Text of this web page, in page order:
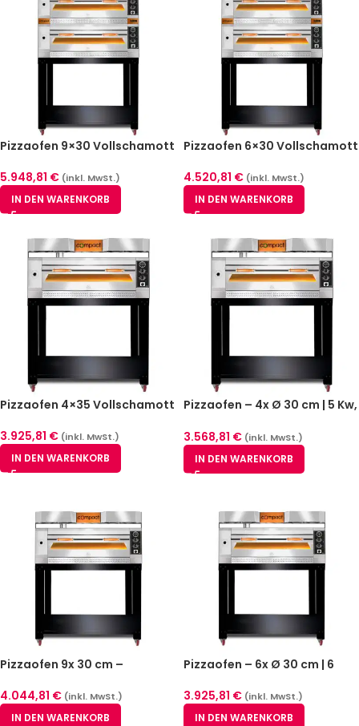
Pizzaofen 9×30 Vollschamott
5.948,81 € (inkl. MwSt.)
IN DEN WARENKORB
Pizzaofen 6×30 Vollschamott
4.520,81 € (inkl. MwSt.)
IN DEN WARENKORB
Pizzaofen 4×35 Vollschamott
3.925,81 € (inkl. MwSt.)
IN DEN WARENKORB
Pizzaofen – 4x Ø 30 cm | 5 Kw,
Vollschamott – 1
Backkammer
3.568,81 € (inkl. MwSt.)
IN DEN WARENKORB
Pizzaofen 9x 30 cm –
8 kW & 400V
4.044,81 € (inkl. MwSt.)
IN DEN WARENKORB
Pizzaofen – 6x Ø 30 cm | 6
mit Schamottsteinboden – 1
Backkammer
3.925,81 € (inkl. MwSt.)
IN DEN WARENKORB